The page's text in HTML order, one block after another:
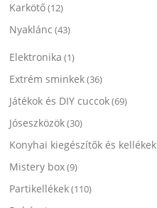
Karkötő(12)
Nyaklánc (43)
Elektronika (1)
Extrém sminkek(36)
Játékok és DIY cuccok(69)
Jóseszközök(30)
Konyhai kiegészítők és kellékek
Mistery box(9)
Partikellékek(110)